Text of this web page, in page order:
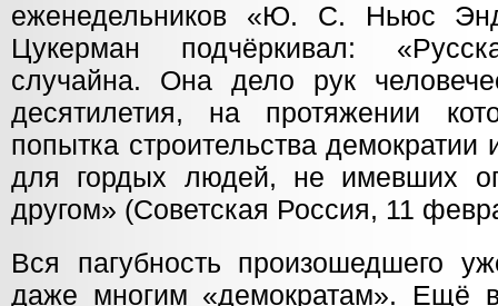
еженедельников «Ю. С. Ньюс
Цукерман подчёркивал:
случайна. Она дело рук
десятилетия, на протяжении
попытка строительства
для гордых людей, не имевших
другом» (Советская Россия, 11
Вся пагубность произошедшего
даже многим «демократам». Ещё